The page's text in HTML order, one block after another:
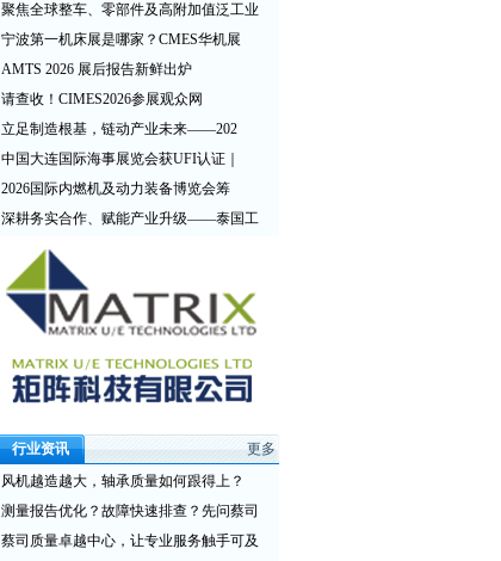
聚焦全球整车、零部件及高附加值泛工业
宁波第一机床展是哪家？CMES华机展
AMTS 2026 展后报告新鲜出炉
请查收！CIMES2026参展观众网
立足制造根基，链动产业未来——202
中国大连国际海事展览会获UFI认证｜
2026国际内燃机及动力装备博览会筹
深耕务实合作、赋能产业升级——泰国工
行业资讯
更多
风机越造越大，轴承质量如何跟得上？
测量报告优化？故障快速排查？先问蔡司
蔡司质量卓越中心，让专业服务触手可及